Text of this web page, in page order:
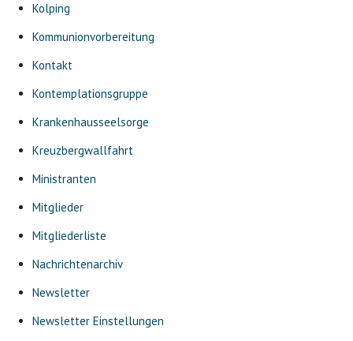
Kolping
Kommunionvorbereitung
Kontakt
Kontemplationsgruppe
Krankenhausseelsorge
Kreuzbergwallfahrt
Ministranten
Mitglieder
Mitgliederliste
Nachrichtenarchiv
Newsletter
Newsletter Einstellungen